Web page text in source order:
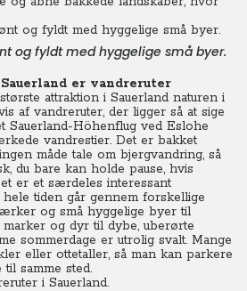
og fyldt med hyggelige små byer.
er vandreruter
attraktion i Sauerland naturen i
af vandreruter, der ligger så at sige
Sauerland-Höhenflug ved Eslohe
vandrestier. Det er bakket
måde tale om bjergvandring, så
du bare kan holde pause, hvis
er et særdeles interessant
tiden går gennem forskellige
og små hyggelige byer til
og dyr til dybe, uberørte
sommerdage er utrolig svalt. Mange
eller ottetaller, så man kan parkere
samme sted.